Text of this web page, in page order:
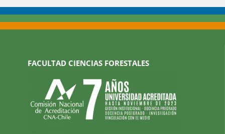
FACULTAD CIENCIAS FORESTALES